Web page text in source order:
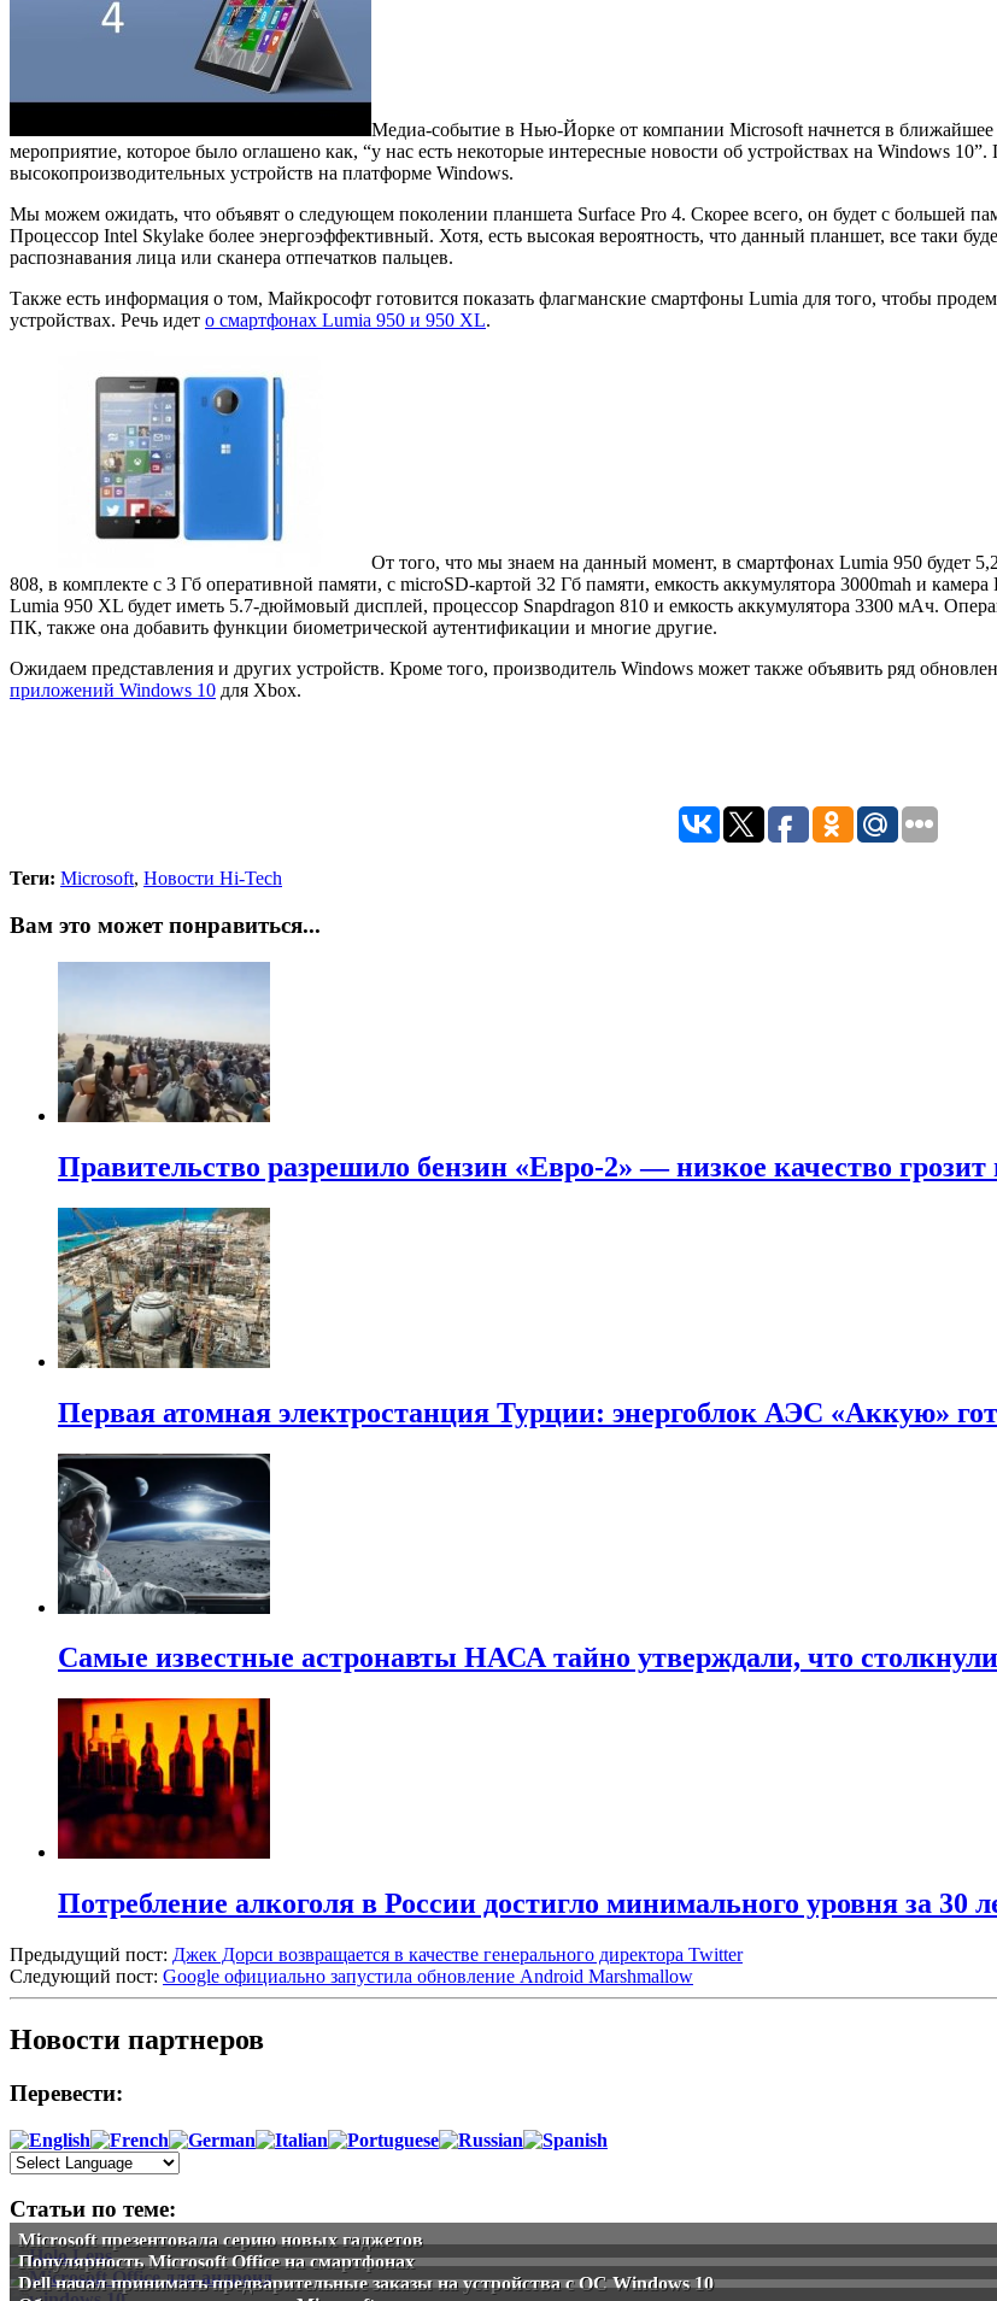
Медиа-событие в Нью-Йорке от компании Microsoft начнется в
мероприятие, которое было оглашено как, “у нас есть некоторые интересные новости об устройствах на Windows
высокопроизводительных устройств на платформе Windows.
Мы можем ожидать, что объявят о следующем поколении планшета Surface Pro 4. Скорее всего, он будет с большей
Процессор Intel Skylake более энергоэффективный. Хотя, есть высокая вероятность, что данный планшет, все таки
распознавания лица или сканера отпечатков пальцев.
Также есть информация о том, Майкрософт готовится показать флагманские смартфоны Lumia для того, чтобы
устройствах. Речь идет о смартфонах Lumia 950 и 950 ХL.
От того, что мы знаем на данный момент, в смартфонах Lumia 950 будет
808, в комплекте с 3 Гб оперативной памяти, с microSD-картой 32 Гб памяти, емкость аккумулятора 3000mah и
Lumia 950 XL будет иметь 5.7-дюймовый дисплей, процессор Snapdragon 810 и емкость аккумулятора 3300 мАч.
ПК, также она добавить функции биометрической аутентификации и многие другие.
Ожидаем представления и других устройств. Кроме того, производитель Windows может также объявить ряд
приложений Windows 10 для Xbox.
Теги: Microsoft, Новости Hi-Tech
Вам это может понравиться...
Правительство разрешило бензин «Евро-2» — низкое качество
Первая атомная электростанция Турции: энергоблок АЭС «Аккую»
Самые известные астронавты НАСА тайно утверждали, что
Потребление алкоголя в России достигло минимального уровня за 30
Предыдущий пост: Джек Дорси возвращается в качестве генерального директора Twitter
Следующий пост: Google официально запустила обновление Android Marshmallow
Новости партнеров
Перевести:
Статьи по теме:
Microsoft презентовала серию новых гаджетов
Популярность Microsoft Office на смартфонах
Dell начал принимать предварительные заказы на устройства с ОС Windows 10